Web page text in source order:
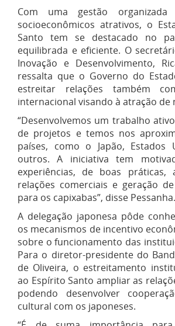
Com uma gestão organizada
socioeconômicos atrativos, o
Santo tem se destacado no
equilibrada e eficiente. O
Inovação e Desenvolvimento,
ressalta que o Governo do
estreitar relações também
internacional visando à atração de
“Desenvolvemos um trabalho
de projetos e temos nos
países, como o Japão, Estados
outros. A iniciativa tem
experiências, de boas práticas,
relações comerciais e geração
para os capixabas”, disse Pessanha.
A delegação japonesa pôde
os mecanismos de incentivo
sobre o funcionamento das
Para o diretor-presidente do
de Oliveira, o estreitamento
ao Espírito Santo ampliar as
podendo desenvolver
cultural com os japoneses.